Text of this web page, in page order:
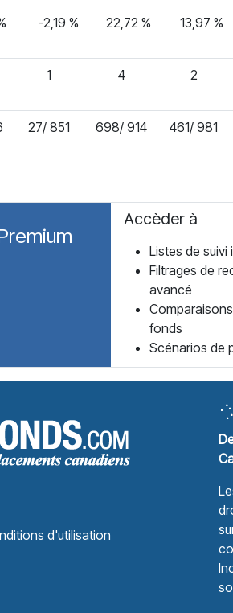
-2,19 % 22,72 % 13,97 %
1 4 2
27/ 851 698/ 914 461/ 981
Accèder à
Listes de suivi
Filtrages de
avancé
fonds
Scénarios de
Forum des Fonds
d'utilisation